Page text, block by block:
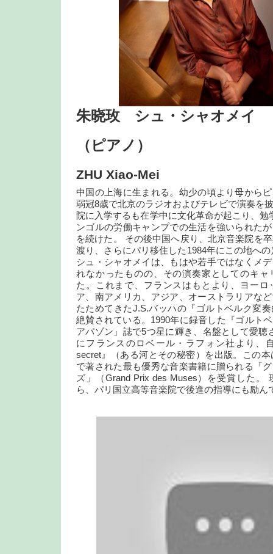
朱晓玫 シュ・シャオメイ
（ピアノ）
ZHU Xiao-Mei
中国の上海に生まれる。幼少の頃より母から
弱冠8歳で北京のラジオおよびテレビで演奏を
院に入学するも在学中に文化革命が起こり、
ンゴルの労働キャンプでの生活を強いられた
を続けた。 その後中国へ戻り、北京音楽院を
渡り、さらにパリ移住した1984年にこの地へ
シュ・シャオメイは、もはや若手ではなくメ
れなかったものの、その演奏家としてのキャ
た。これまで、フランスはもとより、ヨー
ア、南アメリカ、アジア、オーストラリアな
たためてきたJ.S.バッハの『ゴルトベルク変
絶賛されている。1990年に録音した『ゴルト
アパゾン」誌で5つ星に輝き、名盤として愛聴
にフランスのロベール・ラフォン社より、
secret』（ある河とその秘密）を出版。この
で著された最も優秀な音楽書籍に贈られる「
ズ」（Grand Prix des Muses）を受賞した。
ら、パリ国立高等音楽院で後進の指導にも励ん